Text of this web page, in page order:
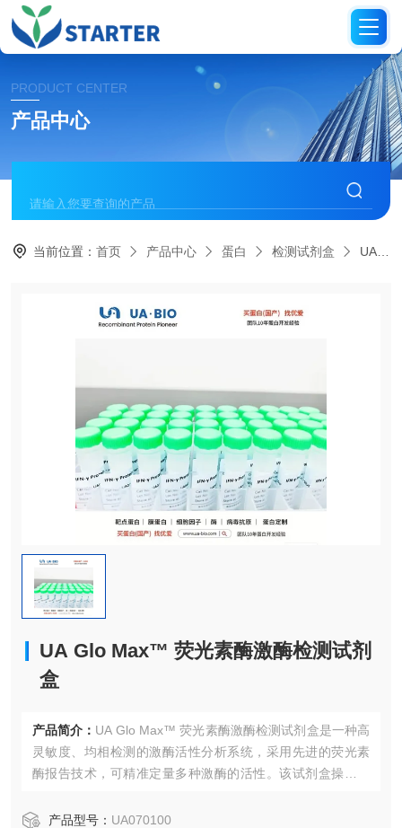
PRODUCT CENTER
产品中心
当前位置：首页 产品中心 蛋白 检测试剂盒 UA070100UA Glo Max™ 荧光素酶激酶检测试剂盒
UA Glo Max™ 荧光素酶激酶检测试剂
盒
产品简介： UA Glo Max™ 荧光素酶激酶检测试剂盒是一种高
灵敏度、均相检测的激酶活性分析系统，采用先进的荧光素
酶报告技术，可精准定量多种激酶的活性。该试剂盒操作简
产品型号： UA070100